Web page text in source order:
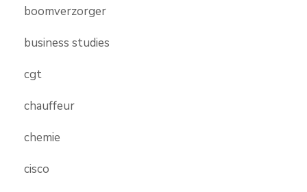
boomverzorger
business studies
cgt
chauffeur
chemie
cisco